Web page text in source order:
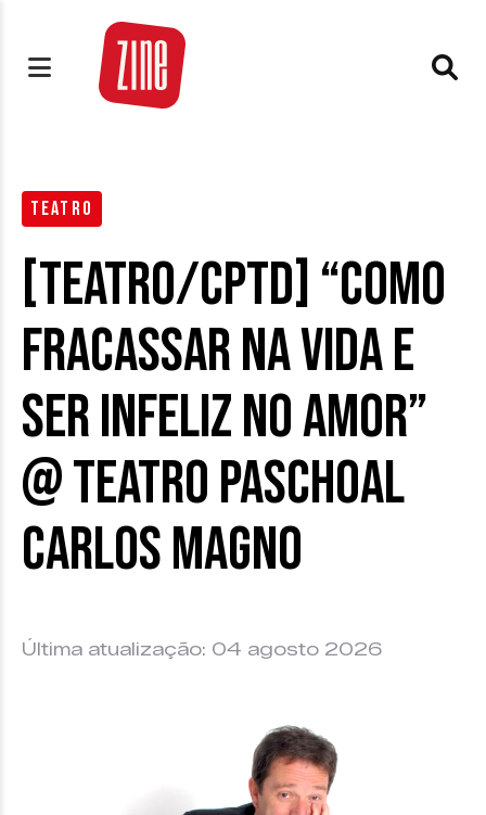
TEATRO
[TEATRO/CPTD] “Como
fracassar na vida e
ser infeliz no amor”
@ Teatro Paschoal
Carlos Magno
Última atualização: 04 agosto 2026